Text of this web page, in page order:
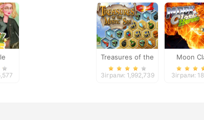
Treasures of the
Mystic Sea
Зіграли: 1,992,739
Moon
Зіграли: